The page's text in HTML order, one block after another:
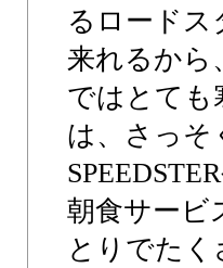
るロード
来れるから
ではとても
は、さっそ
朝食サービ
とりでた